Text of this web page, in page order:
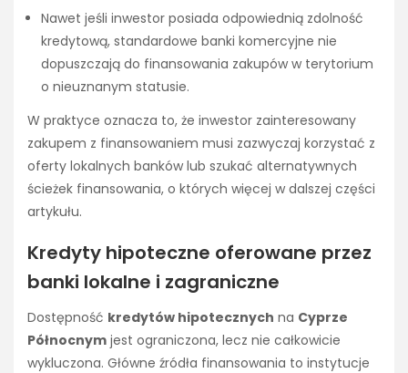
Nawet jeśli inwestor posiada odpowiednią zdolność
kredytową, standardowe banki komercyjne nie
dopuszczają do finansowania zakupów w terytorium
o nieuznanym statusie.
W praktyce oznacza to, że inwestor zainteresowany
zakupem z finansowaniem musi zazwyczaj korzystać z
oferty lokalnych banków lub szukać alternatywnych
ścieżek finansowania, o których więcej w dalszej części
artykułu.
Kredyty hipoteczne oferowane przez
banki lokalne i zagraniczne
Dostępność kredytów hipotecznych na Cyprze
Północnym jest ograniczona, lecz nie całkowicie
wykluczona. Główne źródła finansowania to instytucje